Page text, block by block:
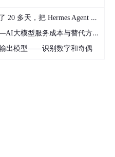
Agent 训练成能独立交付的 Dify 开发助手
型服务成本与替代方案深度分析
输出模型——识别数字和奇偶